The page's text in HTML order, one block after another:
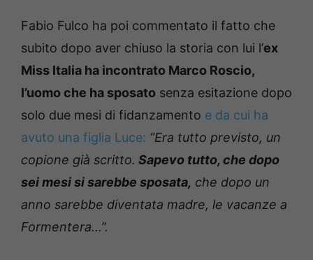
Fabio Fulco ha poi commentato il fatto che
subito dopo aver chiuso la storia con lui l’ex
Miss Italia ha incontrato Marco Roscio,
l’uomo che ha sposato senza esitazione dopo
solo due mesi di fidanzamento e da cui ha
avuto una figlia Luce: “Era tutto previsto, un
copione già scritto. Sapevo tutto, che dopo
sei mesi si sarebbe sposata, che dopo un
anno sarebbe diventata madre, le vacanze a
Formentera…”.